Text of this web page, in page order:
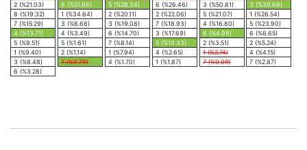
2 (%21.03)
8 (%19.32)
7 (%15.29)
4 (%13.71)
5 (%9.51)
1 (%9.40)
3 (%8.48)
6 (%3.28)
6 (%51.66)
1 (%34.64)
3 (%6.68)
4 (%3.49)
5 (%1.61)
2 (%1.14)
7 (%0.79)
5 (%28.34)
2 (%20.11)
3 (%19.08)
6 (%14.70)
7 (%8.14)
1 (%7.94)
4 (%1.70)
6 (%26.46)
2 (%22.06)
7 (%18.93)
3 (%17.69)
5 (%10.33)
4 (%2.65)
1 (%1.87)
3 (%50.81)
5 (%21.07)
4 (%16.80)
6 (%4.98)
2 (%3.51)
1 (%2.74)
7 (%0.09)
3 (%30.66)
1 (%26.54)
5 (%23.90)
6 (%6.65)
2 (%5.24)
4 (%4.15)
7 (%2.87)